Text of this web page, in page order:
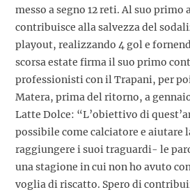
messo a segno 12 reti. Al suo primo
contribuisce alla salvezza del
playout, realizzando 4 gol e
scorsa estate firma il suo primo
professionisti con il Trapani, per
Matera, prima del ritorno, a
Latte Dolce: “L’obiettivo di
possibile come calciatore e aiutare
raggiungere i suoi traguardi- le
una stagione in cui non ho avuto
voglia di riscatto. Spero di